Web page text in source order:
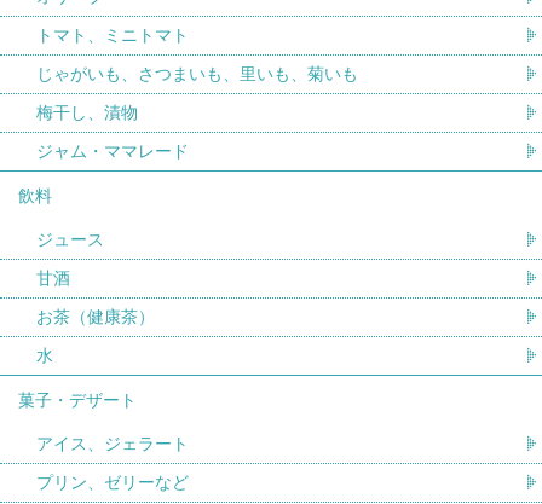
トマト、ミニトマト
じゃがいも、さつまいも、里いも、菊いも
梅干し、漬物
ジャム・ママレード
飲料
ジュース
甘酒
お茶（健康茶）
水
菓子・デザート
アイス、ジェラート
プリン、ゼリーなど